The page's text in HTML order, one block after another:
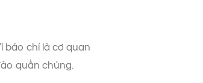
báo chí là cơ quan
quần chúng.